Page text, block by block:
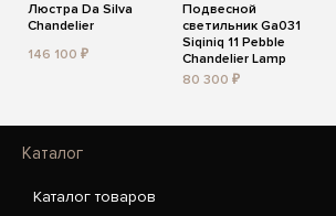
Люстра Da Silva
Chandelier
146 100 ₽
Подвесной
светильник Ga031
Siqiniq 11 Pebble
Chandelier Lamp
80 300 ₽
Каталог
Каталог товаров